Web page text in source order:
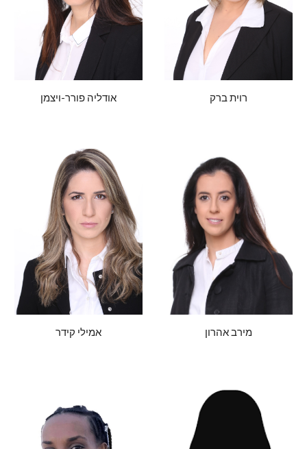
אודליה פורר-ויצמן רוית ברק
אמילי קידר מירב אהרון